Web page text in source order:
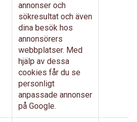
annonser och
sökresultat och även
dina besök hos
annonsörers
webbplatser. Med
hjälp av dessa
cookies får du se
personligt
anpassade annonser
på Google.